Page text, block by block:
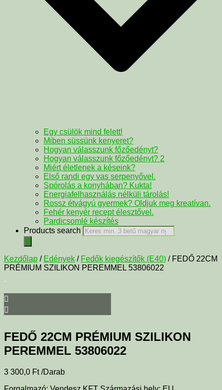
Egy csülök mind felett!
Miben süssünk kenyeret?
Hogyan válasszunk főzőedényt?
Hogyan válasszunk főzőedényt? 2
Miért életlenek a késeink?
Első randi egy vas serpenyővel.
Spórolás a konyhában? Kukta!
Energiafelhasználás nélküli tárolás!
Rossz étvágyú gyermek? Oldjuk meg kreatívan.
Fehér kenyér recept élesztővel.
Pardicsomlé készítés
Products search
Kezdőlap / Edények / Fedők kiegészítők (E40) / FEDŐ 22CM
PRÉMIUM SZILIKON PEREMMEL 53806022
FEDŐ 22CM PRÉMIUM SZILIKON
PEREMMEL 53806022
3 300,0 Ft /Darab